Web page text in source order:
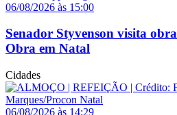
06/08/2026 às 15:00
Senador Styvenson visita
Obra em Natal
Cidades
06/08/2026 às 14:29